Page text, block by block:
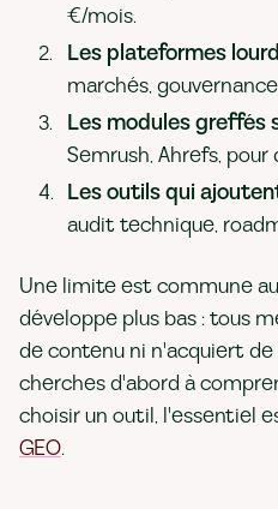
€/mois.
Les plateformes
marchés,
Les modules greffés
Semrush, Ahrefs,
Les outils qui
audit technique,
Une limite est commune
développe plus bas : tous
de contenu ni n'acquiert
cherches d'abord à
choisir un outil, l'essentiel
GEO.